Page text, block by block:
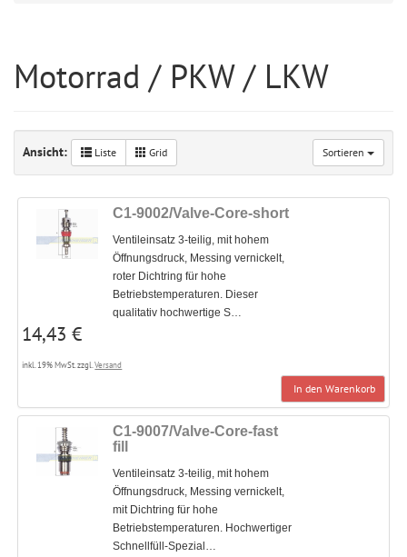
Motorrad / PKW / LKW
Ansicht: Liste Grid Sortieren
C1-9002/Valve-Core-short
Ventileinsatz 3-teilig, mit hohem
Öffnungsdruck, Messing vernickelt,
roter Dichtring für hohe
Betriebstemperaturen. Dieser
qualitativ hochwertige S…
14,43 €
inkl. 19% MwSt. zzgl.Versand
In den Warenkorb
C1-9007/Valve-Core-fast
fill
Ventileinsatz 3-teilig, mit hohem
Öffnungsdruck, Messing vernickelt,
mit Dichtring für hohe
Betriebstemperaturen. Hochwertiger
Schnellfüll-Spezial…